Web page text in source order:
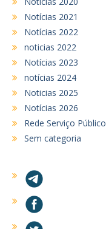
Notícias 2021
Notícias 2022
noticias 2022
Notícias 2023
notícias 2024
Noticias 2025
Notícias 2026
Rede Serviço Público
Sem categoria